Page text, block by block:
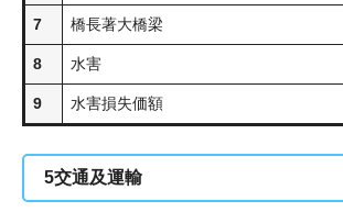
7 橋長著大橋梁
8 水害
9 水害損失価額
5交通及運輸